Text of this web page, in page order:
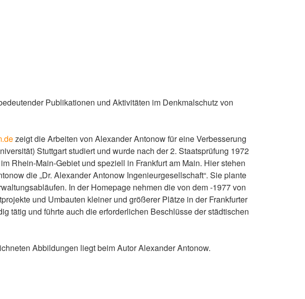
Publikationen und Aktivitäten im Denkmalschutz von
zeigt die Arbeiten von Alexander Antonow für eine Verbesserung
Stuttgart studiert und wurde nach der 2. Staatsprüfung 1972
Rhein-Main-Gebiet und speziell in Frankfurt am Main. Hier stehen
die „Dr. Alexander Antonow Ingenieurgesellschaft“. Sie plante
In der Homepage nehmen die von dem -1977 von
und Umbauten kleiner und größerer Plätze in der Frankfurter
tätig und führte auch die erforderlichen Beschlüsse der städtischen
Abbildungen liegt beim Autor Alexander Antonow.